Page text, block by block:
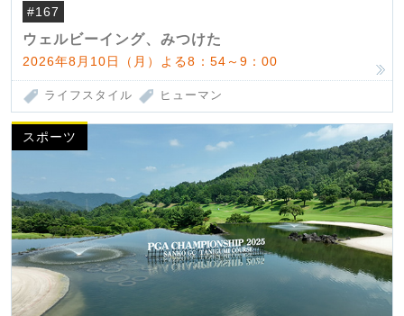
#167
ウェルビーイング、みつけた
2026年8月10日（月）よる8：54～9：00
ライフスタイル ヒューマン
スポーツ